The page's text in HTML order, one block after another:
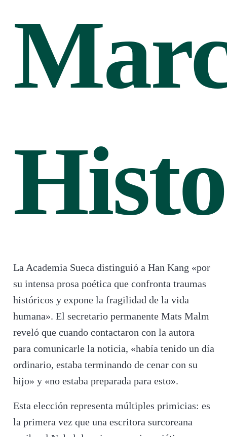
La Academia Sueca distinguió a Han Kang «por
su intensa prosa poética que confronta traumas
históricos y expone la fragilidad de la vida
humana». El secretario permanente Mats Malm
reveló que cuando contactaron con la autora
para comunicarle la noticia, «había tenido un día
ordinario, estaba terminando de cenar con su
hijo» y «no estaba preparada para esto».
Esta elección representa múltiples primicias: es
la primera vez que una escritora surcoreana